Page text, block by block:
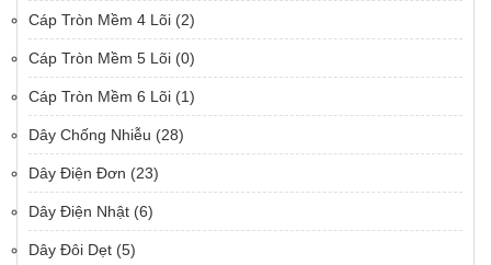
Cáp Tròn Mềm 4 Lõi (2)
Cáp Tròn Mềm 5 Lõi (0)
Cáp Tròn Mềm 6 Lõi (1)
Dây Chống Nhiễu (28)
Dây Điện Đơn (23)
Dây Điện Nhật (6)
Dây Đôi Dẹt (5)